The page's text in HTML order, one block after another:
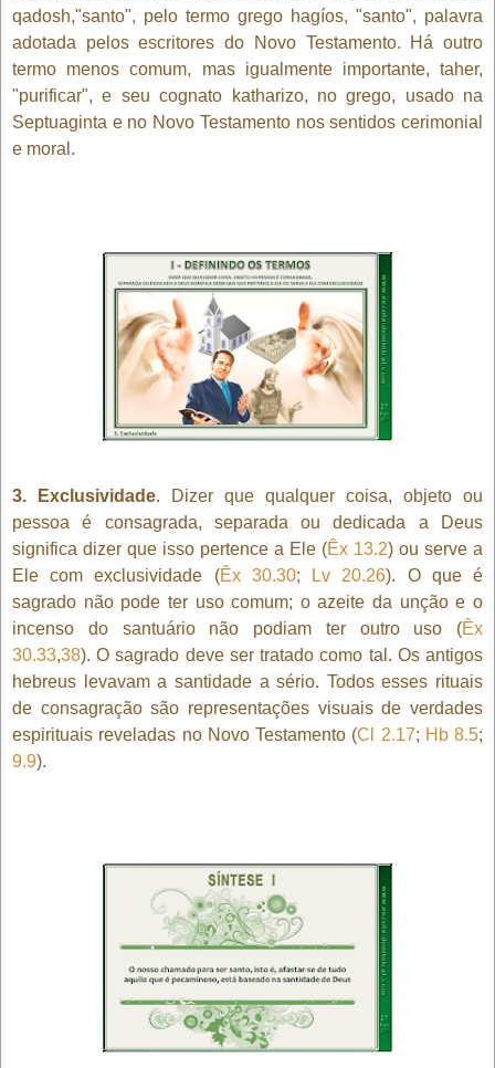
qadosh,"santo", pelo termo grego hagíos, "santo", palavra
adotada pelos escritores do Novo Testamento. Há outro
termo menos comum, mas igualmente importante, taher,
"purificar", e seu cognato katharizo, no grego, usado na
Septuaginta e no Novo Testamento nos sentidos cerimonial
e moral.
3. Exclusividade. Dizer que qualquer coisa, objeto ou
pessoa é consagrada, separada ou dedicada a Deus
significa dizer que isso pertence a Ele (Êx 13.2) ou serve a
Ele com exclusividade (Êx 30.30; Lv 20.26). O que é
sagrado não pode ter uso comum; o azeite da unção e o
incenso do santuário não podiam ter outro uso (Êx
30.33,38). O sagrado deve ser tratado como tal. Os antigos
hebreus levavam a santidade a sério. Todos esses rituais
de consagração são representações visuais de verdades
espirituais reveladas no Novo Testamento (Cl 2.17; Hb 8.5;
9.9).